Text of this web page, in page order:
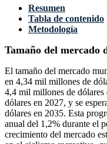
Resumen
Tabla de contenido
Metodología
Tamaño del mercado
El tamaño del mercado
en 4,34 mil millones de
4,4 mil millones de
dólares en 2027, y se
dólares en 2035. Esta
anual del 1,2% durante el
crecimiento del mercado